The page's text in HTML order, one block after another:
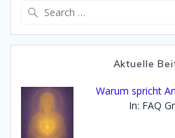
Aktuelle
Warum spricht
In: FAQ